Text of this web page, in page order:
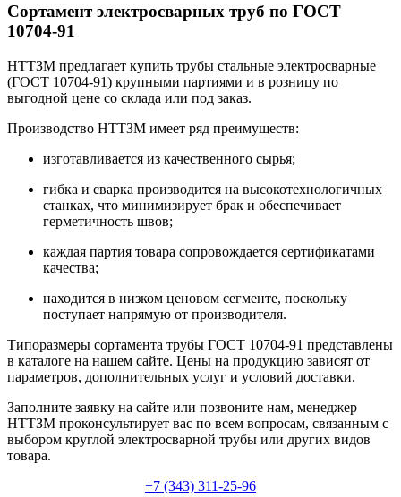
Сортамент электросварных труб по ГОСТ
10704-91
НТТЗМ предлагает купить трубы стальные электросварные
(ГОСТ 10704-91) крупными партиями и в розницу по
выгодной цене со склада или под заказ.
Производство НТТЗМ имеет ряд преимуществ:
изготавливается из качественного сырья;
гибка и сварка производится на высокотехнологичных
станках, что минимизирует брак и обеспечивает
герметичность швов;
каждая партия товара сопровождается сертификатами
качества;
находится в низком ценовом сегменте, поскольку
поступает напрямую от производителя.
Типоразмеры сортамента трубы ГОСТ 10704-91 представлены
в каталоге на нашем сайте. Цены на продукцию зависят от
параметров, дополнительных услуг и условий доставки.
Заполните заявку на сайте или позвоните нам, менеджер
НТТЗМ проконсультирует вас по всем вопросам, связанным с
выбором круглой электросварной трубы или других видов
товара.
+7 (343) 311-25-96